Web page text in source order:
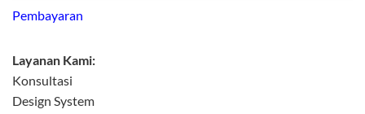
Pembayaran
Layanan Kami:
Konsultasi
Design System